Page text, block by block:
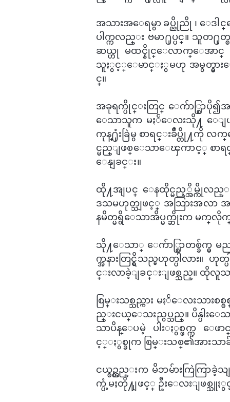
အသားအ​ေရမွာ ခပ္ညိုညို ၊ ေဒ
ပါက္ကလည္း ဗမာ႐ုပ္ပင္။ သူတ
ဆယ္ဟု မထင္နိုင္​ေလာက္​ေအာင္
သူႏွင့္​ေမာင္ႏွမဟု အမွတ္မွာ
င္။
အခုရက္ပိုင္းတြင္ ​ေက်ာ္စြာပို၍
ေသာသူက မႏၲ​ေလးသို႔ ​ေျပ
ကုန္႐ုံးခြဲမွ စာရင္းခ်ဳပ္တို႔ကို
င္မည္ျဖစ္​ေသာ​ေၾကာင့္ စာရ
ေနျခင္း။
ထို႔အျပင္ ​​ေနထိုင္မည့္အိမ္ကိုလည္
ဒသမဟုတ္သျဖင့္ အသြားအလာ
နမိတ္မရွိ​ေသာအိပ္မက္ဆိုးက မက္​
သို႔​ေသာ္ ​ေက်ာ္စြာတစ္ခ်က္မွ
က္အနားတြင္ရွိသည္မဟုတ္ပါလာ
င္းလာခဲ့ျခင္းျဖစ္သည္။ ထိုလူသ
စြမ္းသစ္သည္ကား မႏၲ​​ေလးသ
ည္းငယ္​​ေသးညွပ္သည္။ ပိန္ပါး​​ေ
သာပိန္​ေပမဲ့ ပါး​ႏွစ္ဖက္က ​ေဖ
င့္ႏွစ္ခုက စြမ္းသစ္၏အားသာ
ငယ္စဥ္တည္းက မိဘမ်ားကြဲကြာ
က္ပံ့မႈတို႔ျဖင့္ ဦး​ေလးျဖစ္သူ